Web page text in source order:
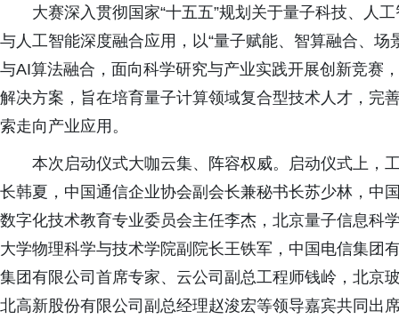
大赛深入贯彻国家“十五五”规划关于量子科技、人
与人工智能深度融合应用，以“量子赋能、智算融合、
与AI算法融合，面向科学研究与产业实践开展创新竞赛
解决方案，旨在培育量子计算领域复合型技术人才，完
索走向产业应用。
本次启动仪式大咖云集、阵容权威。启动仪式上，
长韩夏，中国通信企业协会副会长兼秘书长苏少林，中
数字化技术教育专业委员会主任李杰，北京量子信息科
大学物理科学与技术学院副院长王铁军，中国电信集团
集团有限公司首席专家、云公司副总工程师钱岭，北京
北高新股份有限公司副总经理赵浚宏等领导嘉宾共同出